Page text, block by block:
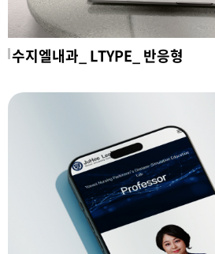
수지엘내과_ LTYPE_ 반응형